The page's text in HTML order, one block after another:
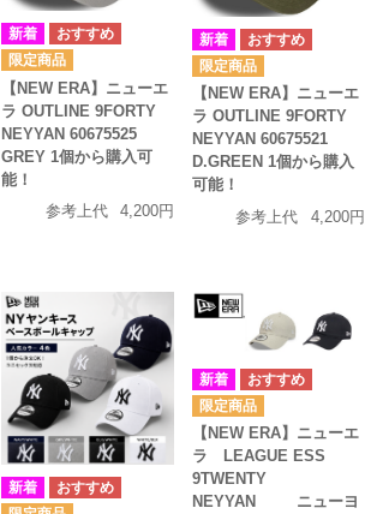
【NEW ERA】ニューエ
ラ OUTLINE 9FORTY
NEYYAN 60675525
GREY 1個から購入可
能！
参考上代
4,200円
【NEW ERA】ニューエ
ラ OUTLINE 9FORTY
NEYYAN 60675521
D.GREEN 1個から購入
可能！
参考上代
4,200円
【NEW ERA】ニューエ
ラ LEAGUE ESS
9TWENTY
NEYYAN ニューヨ